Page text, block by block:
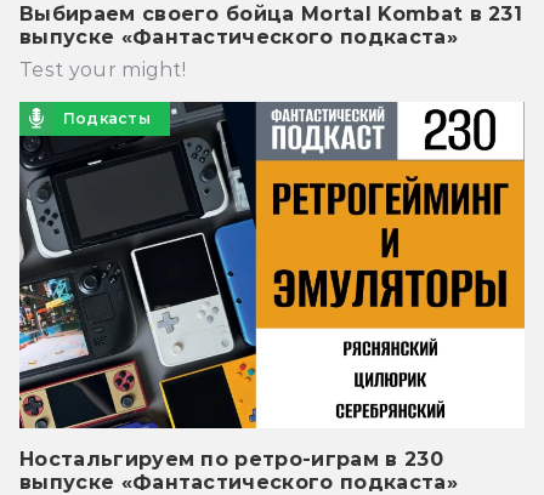
Выбираем своего бойца Mortal Kombat в 231
выпуске «Фантастического подкаста»
Test your might!
Подкасты
Ностальгируем по ретро-играм в 230
выпуске «Фантастического подкаста»